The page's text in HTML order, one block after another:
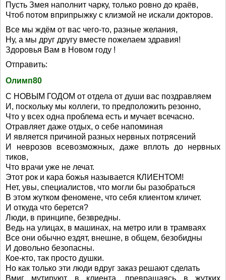
Пусть Змея наполнит чарку, только ровно до краёв,
Чтоб потом вприпрыжку с клизмой не искали докторов.
Все мы ждём от вас чего-то, разные желания,
Ну, а мы друг другу вместе пожелаем здравия!
Здоровья Вам в Новом году !
Отправить:
Олимп80
С НОВЫМ ГОДОМ от отдела от души вас поздравляем
И, поскольку мы коллеги, то предположить резонно,
Что у всех одна проблема есть и мучает всечасно.
Отравляет даже отдых, о себе напоминая
И является причиной разных нервных потрясений
И неврозов всевозможных, даже вплоть до нервных
тиков,
Что врачи уже не лечат.
Этот рок и кара божья называется КЛИЕНТОМ!
Нет, увы, специалистов, что могли бы разобраться
В этом жутком феномене, что себя клиентом кличет.
И откуда что берется?
Люди, в принципе, безвредны.
Ведь на улицах, в машинах, на метро или в трамваях
Все они обычно ездят, внешне, в общем, безобидны
И довольно безопасны.
Кое-кто, так просто душки.
Но как только эти люди вдруг заказ решают сделать
Вмиг мутируют в клиента, превращаясь в жутких